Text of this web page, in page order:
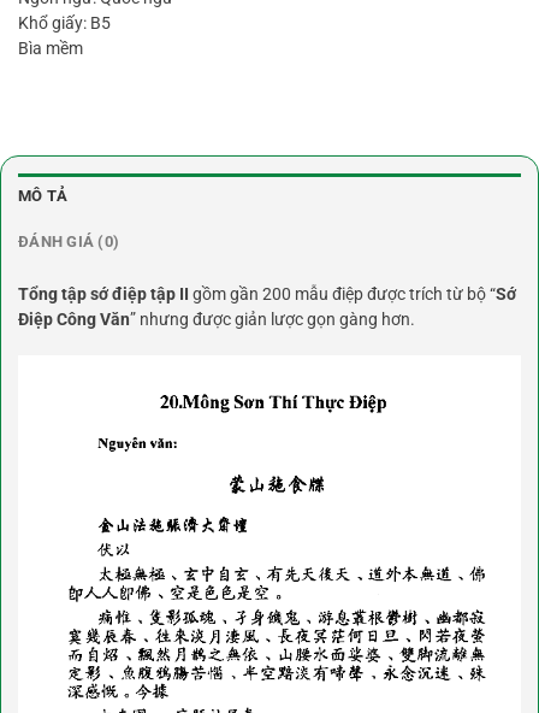
Khổ giấy: B5
Bìa mềm
MÔ TẢ
ĐÁNH GIÁ (0)
Tổng tập sớ điệp tập II gồm gần 200 mẫu điệp được trích từ bộ “Sớ
Điệp Công Văn” nhưng được giản lược gọn gàng hơn.